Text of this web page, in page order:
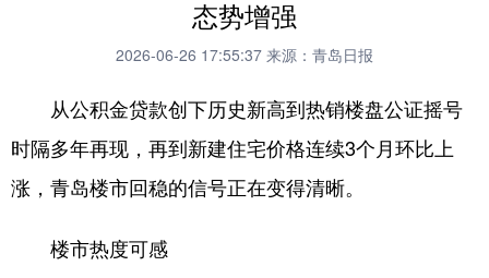
财经 网评
全球连线
科技 科普 体育 文化
健康 军事 访谈 视频
食品
态势增强
2026-06-26 17:55:37 来源：青岛日报
从公积金贷款创下历史新高到热销楼盘公证摇号
时隔多年再现，再到新建住宅价格连续3个月环比上
涨，青岛楼市回稳的信号正在变得清晰。
楼市热度可感